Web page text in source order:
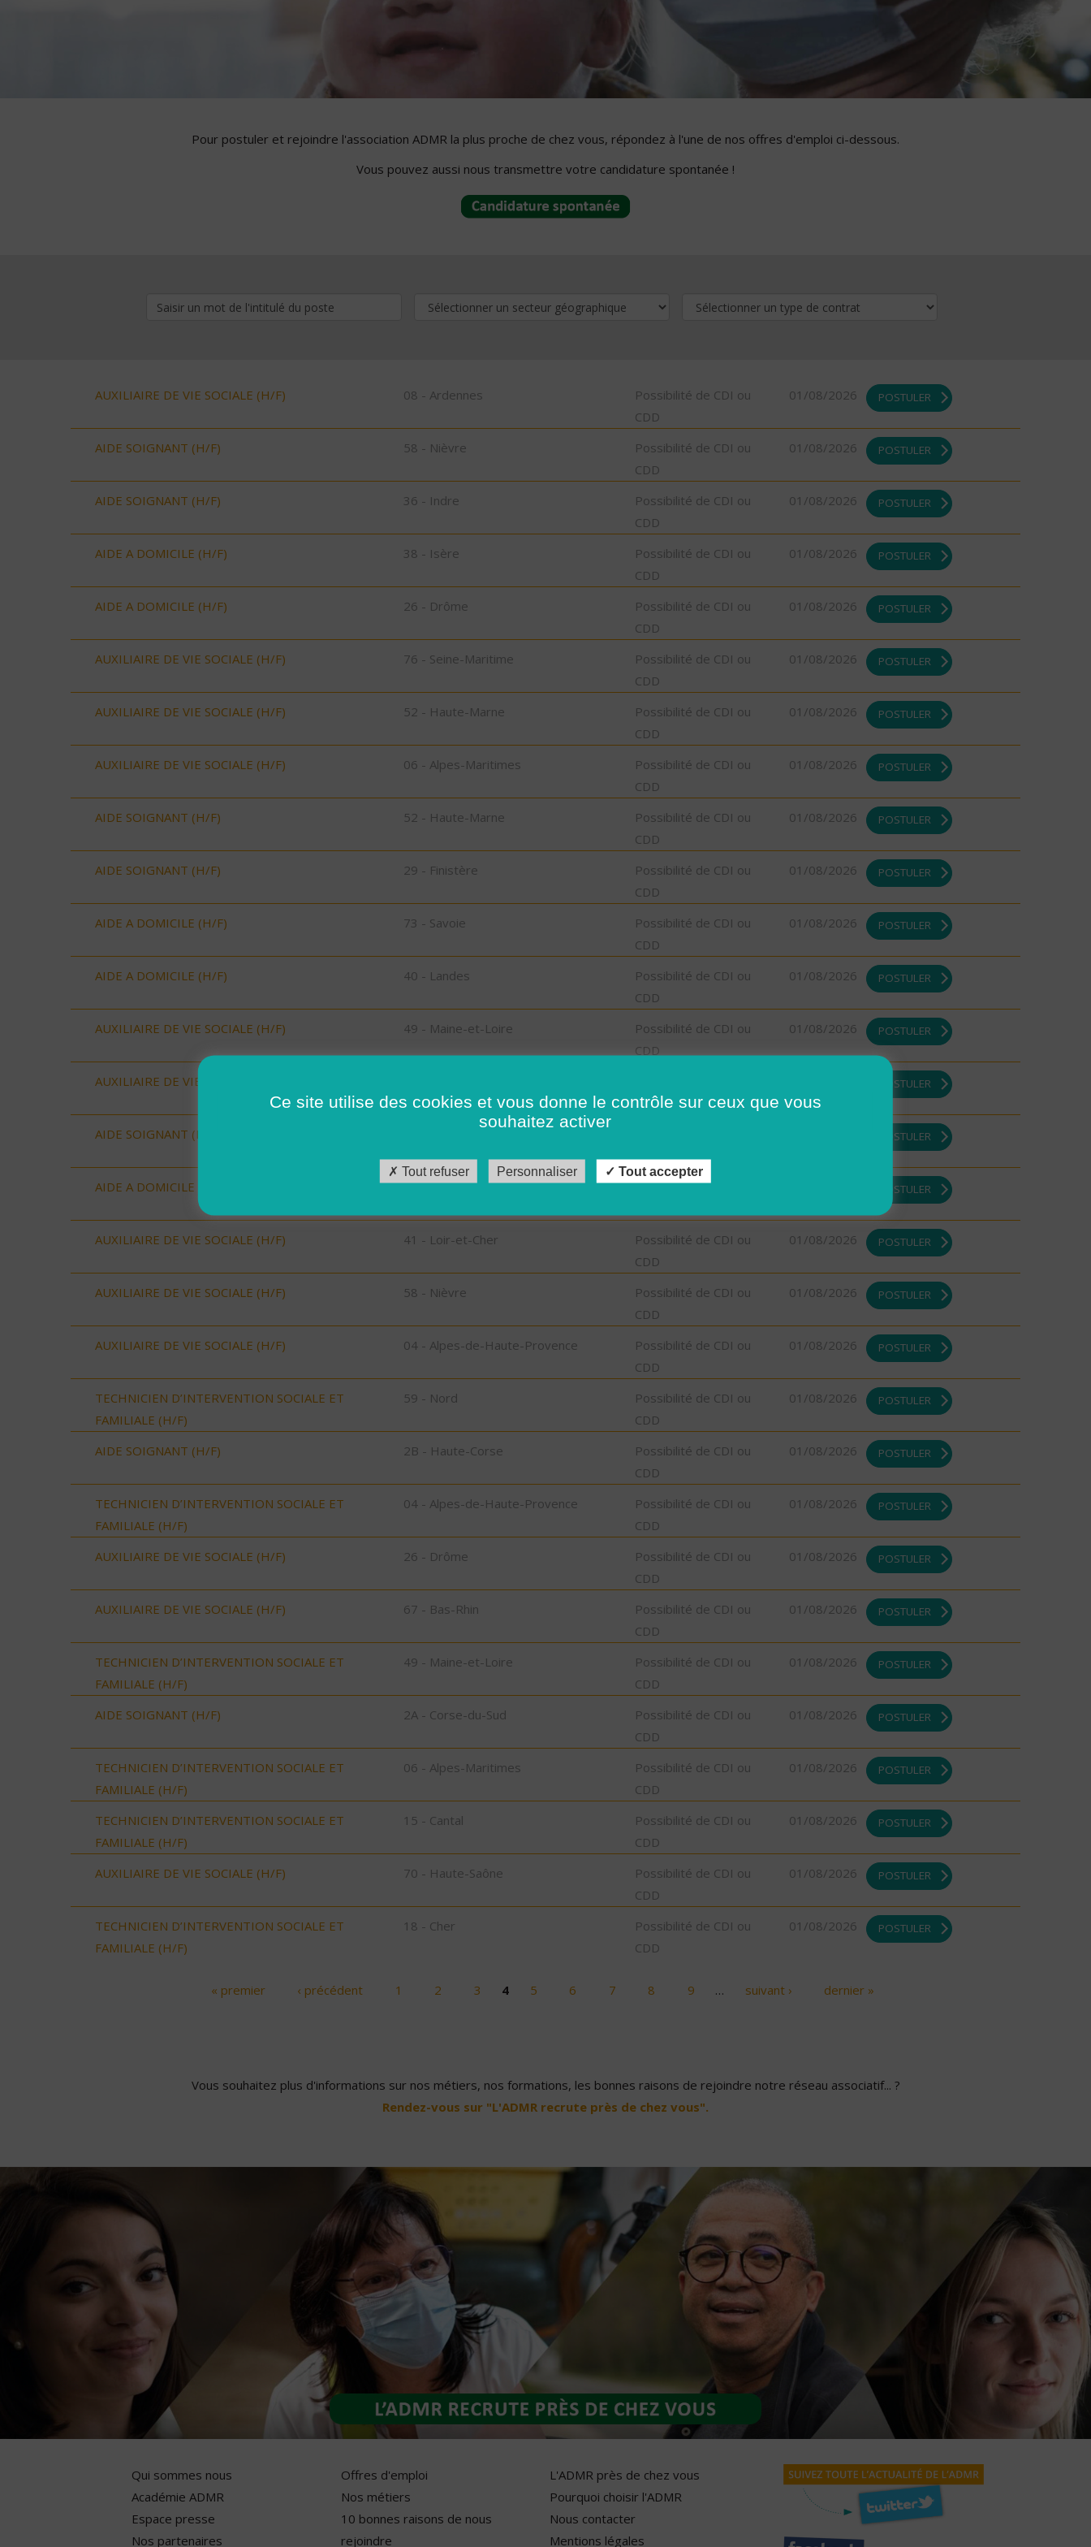
Pour postuler et rejoindre l'association ADMR la plus proche de chez vous, répondez à l'une de nos offres d'emploi ci-dessous.
Vous pouvez aussi nous transmettre votre candidature spontanée !
AUXILIAIRE DE VIE SOCIALE (H/F) 08 - Ardennes
Possibilité de CDI ou
CDD
01/08/2026 POSTULER
AIDE SOIGNANT (H/F) 58 - Nièvre
Possibilité de CDI ou
CDD
01/08/2026 POSTULER
AIDE SOIGNANT (H/F) 36 - Indre
Possibilité de CDI ou
CDD
01/08/2026 POSTULER
AIDE A DOMICILE (H/F) 38 - Isère
Possibilité de CDI ou
CDD
01/08/2026 POSTULER
AIDE A DOMICILE (H/F) 26 - Drôme
Possibilité de CDI ou
CDD
01/08/2026 POSTULER
AUXILIAIRE DE VIE SOCIALE (H/F) 76 - Seine-Maritime
Possibilité de CDI ou
CDD
01/08/2026 POSTULER
AUXILIAIRE DE VIE SOCIALE (H/F) 52 - Haute-Marne
Possibilité de CDI ou
CDD
01/08/2026 POSTULER
AUXILIAIRE DE VIE SOCIALE (H/F) 06 - Alpes-Maritimes
Possibilité de CDI ou
CDD
01/08/2026 POSTULER
AIDE SOIGNANT (H/F) 52 - Haute-Marne
Possibilité de CDI ou
CDD
01/08/2026 POSTULER
AIDE SOIGNANT (H/F) 29 - Finistère
Possibilité de CDI ou
CDD
01/08/2026 POSTULER
AIDE A DOMICILE (H/F) 73 - Savoie
Possibilité de CDI ou
CDD
01/08/2026 POSTULER
AIDE A DOMICILE (H/F) 40 - Landes
Possibilité de CDI ou
CDD
01/08/2026 POSTULER
AUXILIAIRE DE VIE SOCIALE (H/F) 49 - Maine-et-Loire
Possibilité de CDI ou
CDD
01/08/2026 POSTULER
AUXILIAIRE DE VIE SOCIALE (H/F)
CDD
POSTULER
AIDE SOIGNANT (H/F)
CDD
POSTULER
AIDE A DOMICILE (H/F) 72 - Sarthe
Possibilité de CDI ou
POSTULER
AUXILIAIRE DE VIE SOCIALE (H/F) 41 - Loir-et-Cher
Possibilité de CDI ou
CDD
01/08/2026 POSTULER
AUXILIAIRE DE VIE SOCIALE (H/F) 58 - Nièvre
Possibilité de CDI ou
CDD
01/08/2026 POSTULER
AUXILIAIRE DE VIE SOCIALE (H/F) 04 - Alpes-de-Haute-Provence
Possibilité de CDI ou
CDD
01/08/2026 POSTULER
TECHNICIEN D’INTERVENTION SOCIALE ET
FAMILIALE (H/F)
59 - Nord
Possibilité de CDI ou
CDD
01/08/2026 POSTULER
AIDE SOIGNANT (H/F) 2B - Haute-Corse
Possibilité de CDI ou
CDD
01/08/2026 POSTULER
TECHNICIEN D’INTERVENTION SOCIALE ET
FAMILIALE (H/F)
04 - Alpes-de-Haute-Provence
Possibilité de CDI ou
CDD
01/08/2026 POSTULER
AUXILIAIRE DE VIE SOCIALE (H/F) 26 - Drôme
Possibilité de CDI ou
CDD
01/08/2026 POSTULER
AUXILIAIRE DE VIE SOCIALE (H/F) 67 - Bas-Rhin
Possibilité de CDI ou
CDD
01/08/2026 POSTULER
TECHNICIEN D’INTERVENTION SOCIALE ET
FAMILIALE (H/F)
49 - Maine-et-Loire
Possibilité de CDI ou
CDD
01/08/2026 POSTULER
AIDE SOIGNANT (H/F) 2A - Corse-du-Sud
Possibilité de CDI ou
CDD
01/08/2026 POSTULER
TECHNICIEN D’INTERVENTION SOCIALE ET
FAMILIALE (H/F)
06 - Alpes-Maritimes
Possibilité de CDI ou
CDD
01/08/2026 POSTULER
TECHNICIEN D’INTERVENTION SOCIALE ET
FAMILIALE (H/F)
15 - Cantal
Possibilité de CDI ou
CDD
01/08/2026 POSTULER
AUXILIAIRE DE VIE SOCIALE (H/F) 70 - Haute-Saône
Possibilité de CDI ou
CDD
01/08/2026 POSTULER
TECHNICIEN D’INTERVENTION SOCIALE ET
FAMILIALE (H/F)
18 - Cher
Possibilité de CDI ou
CDD
01/08/2026 POSTULER
« premier ‹ précédent 1 2 3 4 5 6 7 8 9 … suivant › dernier »
Vous souhaitez plus d'informations sur nos métiers, nos formations, les bonnes raisons de rejoindre notre réseau associatif... ?
Rendez-vous sur "L'ADMR recrute près de chez vous".
Qui sommes nous
Académie ADMR
Espace presse
Nos partenaires
Offres d'emploi
Nos métiers
10 bonnes raisons de nous
rejoindre
L'ADMR près de chez vous
Pourquoi choisir l'ADMR
Nous contacter
Mentions légales
Ce site utilise des cookies et vous donne le contrôle sur ceux que vous
souhaitez activer
Tout refuser Personnaliser Tout accepter